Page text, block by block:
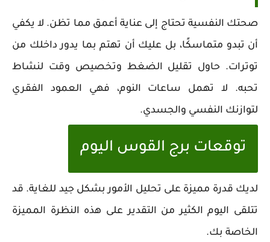
صحتك النفسية تحتاج إلى عناية أعمق مما تظن. لا يكفي
أن تبدو متماسكًا، بل عليك أن تهتم بما يدور داخلك من
توترات. حاول تقليل الضغط وتخصيص وقت لنشاط
تحبه. لا تهمل ساعات النوم، فهي العمود الفقري
لتوازنك النفسي والجسدي.
توقعات برج القوس اليوم
لديك قدرة مميزة على تحليل الأمور بشكل جيد للغاية. قد
تتلقى اليوم الكثير من التقدير على هذه النظرة المميزة
الخاصة بك.